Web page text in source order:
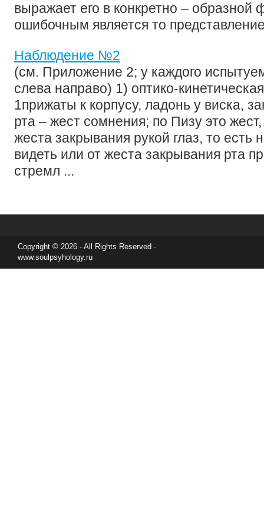
выражает его в конкретно – образной
ошибочным является то
Наблюдение №2
(см. Приложение 2; у каждого
слева направо) 1) оптико-
1прижаты к корпусу, ладонь у виска,
рта – жест сомнения; по Пизу это
жеста закрывания рукой глаз, то есть
видеть или от жеста закрывания рта
стремл ...
Copyright © 2026 - All Rights Reserved -
www.soulpsyhology.ru